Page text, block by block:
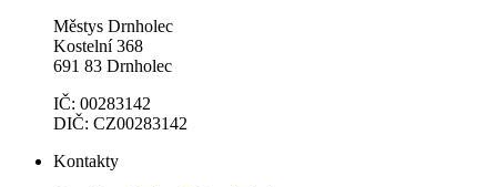
Městys Drnholec
Kostelní 368
691 83 Drnholec
IČ: 00283142
DIČ: CZ00283142
Kontakty